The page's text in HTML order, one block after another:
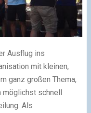
Ausflug ins
mit kleinen,
ganz großen Thema,
möglichst schnell
Als